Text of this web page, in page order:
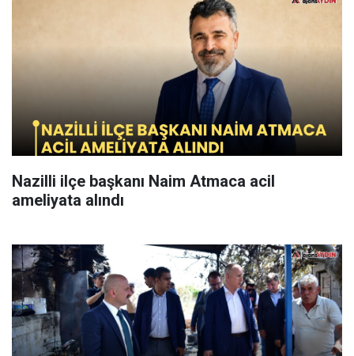
Nazilli ilçe başkanı Naim Atmaca acil
ameliyata alındı